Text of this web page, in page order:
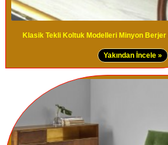
Klasik Tekli Koltuk Modelleri Minyon Berjer
Yakından İncele »